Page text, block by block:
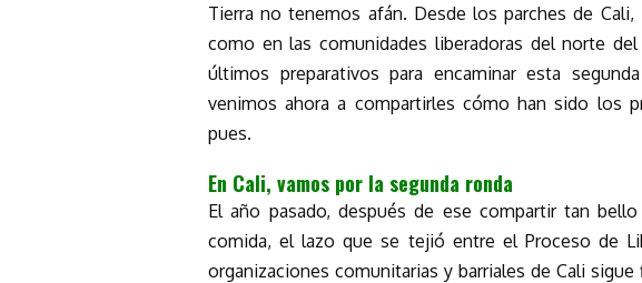
Tierra no tenemos afán. Desde los parches de
como en las comunidades liberadoras del norte
últimos preparativos para encaminar esta
venimos ahora a compartirles cómo han sido los
pues.
En Cali, vamos por la segunda ronda
El año pasado, después de ese compartir tan
comida, el lazo que se tejió entre el Proceso de
organizaciones comunitarias y barriales de Cali